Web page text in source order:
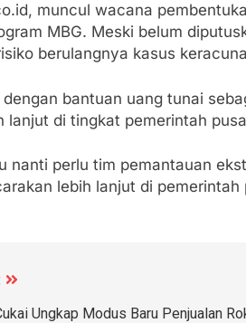
muncul wacana
MBG. Meski belum
berulangnya kasus
bantuan uang tunai
lanjut di tingkat pemerintah
nanti perlu tim pemantauan
lebih lanjut di pemerintah
Ungkap Modus Baru Penjualan